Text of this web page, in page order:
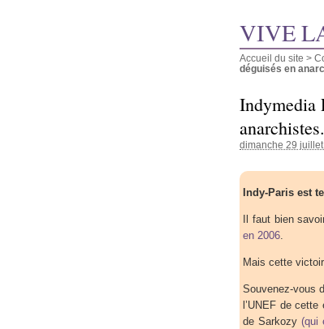
VIVE
Accueil du site >
déguisés en
Indymedia
anarchistes.
dimanche 29
Indy-Paris est
Il faut bien
en 2006.
Mais cette
Souvenez-vous
l’UNEF de
de Sarkozy (qui